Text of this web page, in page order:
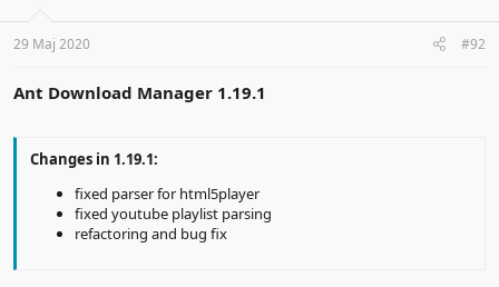
s
:
29 Maj 2020 #92
Ant Download Manager 1.19.1
Changes in 1.19.1:
fixed parser for html5player
fixed youtube playlist parsing
refactoring and bug fix